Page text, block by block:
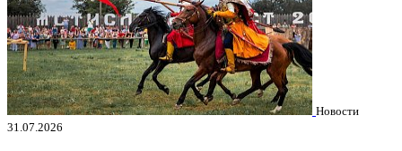
Новости
31.07.2026